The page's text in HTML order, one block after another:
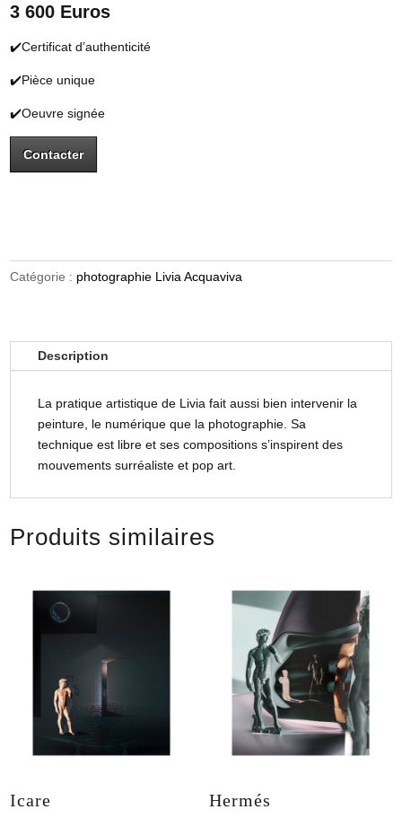
3 600 Euros
✔️Certificat d’authenticité
✔️Pièce unique
✔️Oeuvre signée
Contacter
Catégorie : photographie Livia Acquaviva
Description
La pratique artistique de Livia fait aussi bien intervenir la
peinture, le numérique que la photographie. Sa
technique est libre et ses compositions s’inspirent des
mouvements surréaliste et pop art.
Produits similaires
Icare Hermés